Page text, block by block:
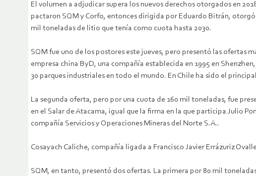
El volumen a adjudicar supera los nuevos derechos otorgados en
pactaron SQM y Corfo, entonces dirigida por Eduardo Bitrán,
mil toneladas de litio que tenía como cuota hasta 2030.
SQM fue uno de los postores este jueves, pero presentó las ofertas
empresa china ByD, una compañía establecida en 1995 en
30 parques industriales en todo el mundo. En Chile ha sido el
La segunda oferta, pero por una cuota de 160 mil toneladas, fue
en el Salar de Atacama, igual que la firma en la que participa Julio
compañía Servicios y Operaciones Mineras del Norte S.A..
Cosayach Caliche, compañía ligada a Francisco Javier Errázuriz
SQM, en tanto, presentó dos ofertas. La primera por 80 mil